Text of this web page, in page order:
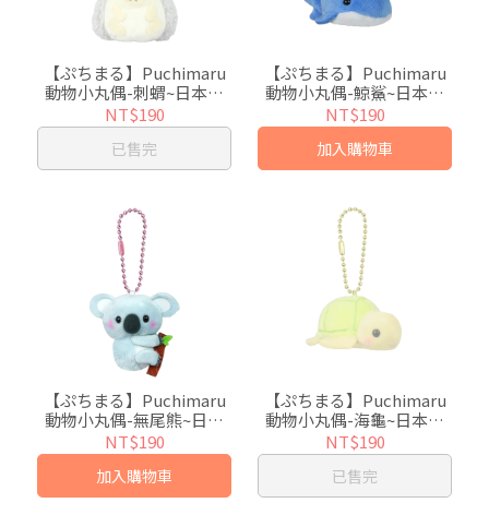
【ぷちまる】Puchimaru
動物小丸偶-刺蝟~日本超
人氣絨毛小吊飾
NT$190
已售完
【ぷちまる】Puchimaru
動物小丸偶-鯨鯊~日本超
人氣絨毛小吊飾
NT$190
加入購物車
【ぷちまる】Puchimaru
動物小丸偶-無尾熊~日本
超人氣絨毛小吊飾
NT$190
加入購物車
【ぷちまる】Puchimaru
動物小丸偶-海龜~日本超
人氣絨毛小吊飾
NT$190
已售完